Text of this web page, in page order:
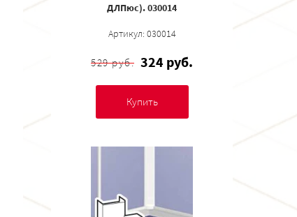
ДЛПюс). 030014
Артикул: 030014
529 руб. 324 руб.
Купить